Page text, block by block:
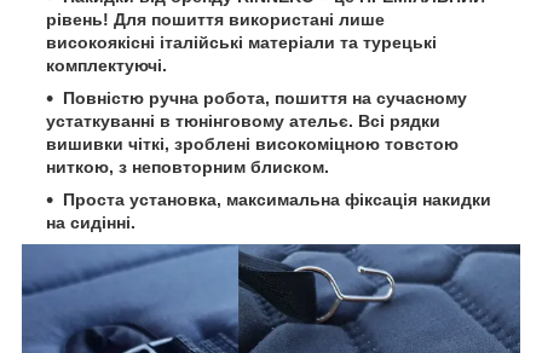
рівень! Для пошиття використані лише
високоякісні італійські матеріали та турецькі
комплектуючі.
Повністю ручна робота, пошиття на сучасному
устаткуванні в тюнінговому ательє. Всі рядки
вишивки чіткі, зроблені високоміцною товстою
ниткою, з неповторним блиском.
Проста установка, максимальна фіксація накидки
на сидінні.